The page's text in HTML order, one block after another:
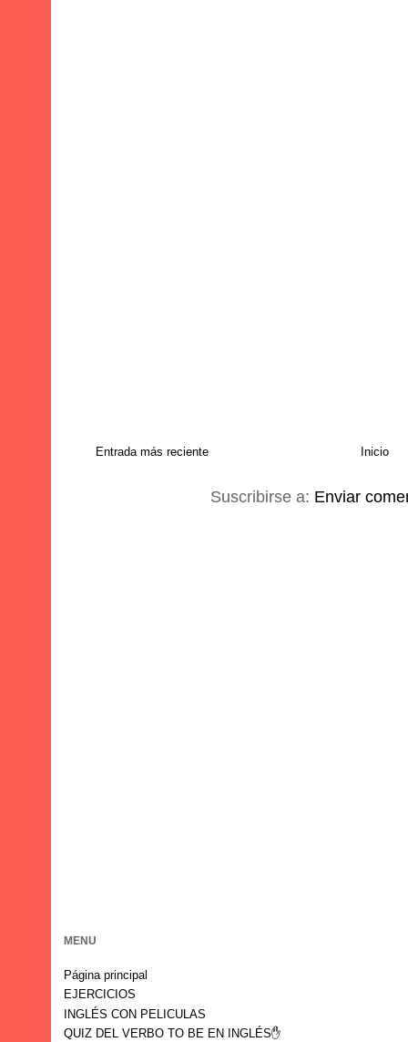
Entrada más reciente Inicio
Suscribirse a: Enviar
MENU
Página principal
EJERCICIOS
INGLÉS CON PELICULAS
QUIZ DEL VERBO TO BE EN INGLÉS✋